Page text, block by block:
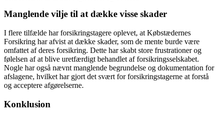
Manglende vilje til at dække visse skader
I flere tilfælde har forsikringstagere oplevet, at Købstædernes
Forsikring har afvist at dække skader, som de mente burde være
omfattet af deres forsikring. Dette har skabt store frustrationer og
følelsen af at blive uretfærdigt behandlet af forsikringsselskabet.
Nogle har også nævnt manglende begrundelse og dokumentation for
afslagene, hvilket har gjort det svært for forsikringstagerne at forstå
og acceptere afgørelserne.
Konklusion